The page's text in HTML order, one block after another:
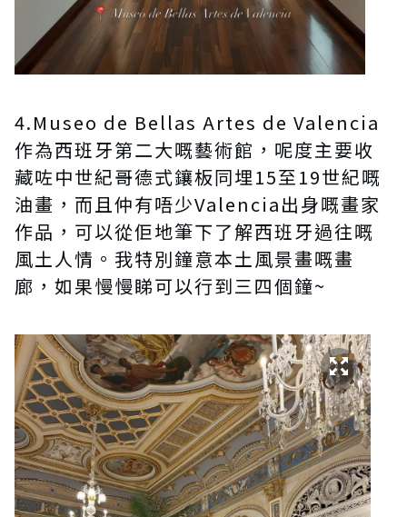
4.Museo de Bellas Artes de Valencia
作為西班牙第二大嘅藝術館，呢度主要收
藏咗中世紀哥德式鑲板同埋15至19世紀嘅
油畫，而且仲有唔少Valencia出身嘅畫家
作品，可以從佢地筆下了解西班牙過往嘅
風土人情。我特別鐘意本土風景畫嘅畫
廊，如果慢慢睇可以行到三四個鐘~